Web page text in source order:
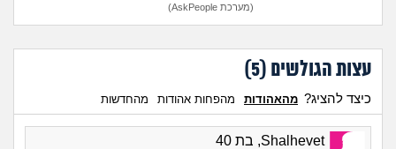
(מערכת AskPeople)
עצות הגולשים (5
)
כיצד להציג? מהאהודות מהפחות אהודות מהחדשות
Shalhevet, בת 40